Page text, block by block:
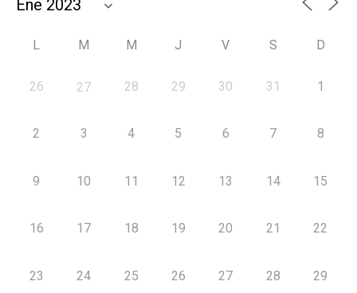
L M M J V S D
26 27 28 29 30 31 1
2 3 4 5 6 7 8
9 10 11 12 13 14 15
16 17 18 19 20 21 22
23 24 25 26 27 28 29